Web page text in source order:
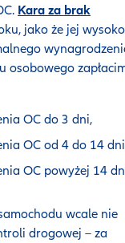
Kara za brak
jako że jej
osobowego
OC do 3 dni,
OC od 4 do 14
OC powyżej 14
wcale nie
drogowej – za